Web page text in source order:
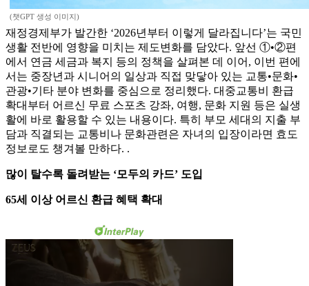
(챗GPT 생성 이미지)
재정경제부가 발간한 ‘2026년부터 이렇게 달라집니다’는 국민
생활 전반에 영향을 미치는 제도변화를 담았다. 앞선 ①•②편
에서 연금 세금과 복지 등의 정책을 살펴본 데 이어, 이번 편에
서는 중장년과 시니어의 일상과 직접 맞닿아 있는 교통•문화•
관광•기타 분야 변화를 중심으로 정리했다. 대중교통비 환급
확대부터 어르신 무료 스포츠 강좌, 여행, 문화 지원 등은 실생
활에 바로 활용할 수 있는 내용이다. 특히 부모 세대의 지출 부
담과 직결되는 교통비나 문화관련은 자녀의 입장이라면 효도
정보로도 챙겨볼 만하다. .
많이 탈수록 돌려받는 ‘모두의 카드’ 도입
65세 이상 어르신 환급 혜택 확대